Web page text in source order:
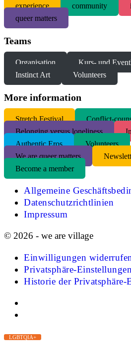
experience community
queer matters
Teams
Organisation
Kurs- und
Instinct Art
Volunteers
More information
Stretch Festival
Conflict-
Belonging versus loneliness
Authentic Eros
Volunteers
We are queer matters
Become a member
Allgemeine
Datenschutzrichtlinien
Impressum
© 2026 - we are village
Einwilligungen
Privatsphäre-
Historie der Privatsphäre-
LGBTQIA+